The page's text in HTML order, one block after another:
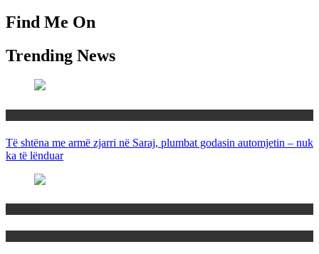
Find Me On
Trending News
Të shtëna me armë zjarri në Saraj, plumbat godasin automjetin – nuk
ka të lënduar